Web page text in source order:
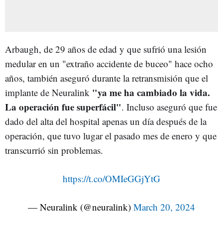
Arbaugh, de 29 años de edad y que sufrió una lesión
medular en un "extraño accidente de buceo" hace ocho
años, también aseguró durante la retransmisión que el
implante de Neuralink "ya me ha cambiado la vida.
La operación fue superfácil". Incluso aseguró que fue
dado del alta del hospital apenas un día después de la
operación, que tuvo lugar el pasado mes de enero y que
transcurrió sin problemas.
https://t.co/OMIeGGjYtG
— Neuralink (@neuralink) March 20, 2024